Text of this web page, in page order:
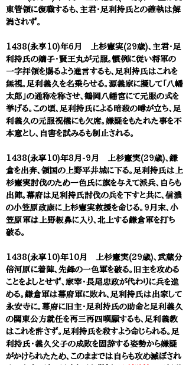
東管領に復職するも、主君・足利持氏との確執は解
消されず。
1438(永享10)年6月 上杉憲実(29歳)、主君・足
利持氏の嫡子・賢王丸が元服。慣例に従い将軍の
一字拝領を賜るよう進言するも、足利持氏はこれを
無視。足利義久を名乗らせる。源義家に擬して「八幡
太郎」の通称を称させ、鶴岡八幡宮にて元服の式を
挙げる。この頃、足利持氏による暗殺の噂が立ち、足
利義久の元服祝儀にも欠席。嫌疑をもたれた事を不
本意とし、自害を試みるも制止される。
1438(永享10)年8月-9月 上杉憲実(29歳)、鎌
倉を出奔、領国の上野平井城に下る。足利持氏は上
杉憲実討伐のため一色氏に旗を与えて派兵、自らも
出陣。幕府は足利持氏討伐の兵を下すと共に、信濃
の小笠原政康に上杉憲実救援を命じる。9月末、小
笠原軍は上野板鼻に入り、北上する鎌倉軍を打ち
破る。
1438(永享10)年10月 上杉憲実(29歳)、武蔵分
倍河原に着陣、先鋒の一色軍を破る。旧主を攻める
ことをよしとせず、家宰・長尾忠政が代わりに兵を進
める。鎌倉軍は幕府軍に敗れ、足利持氏は出家して
永安寺に。幕府に旧主・足利持氏の助命と足利義久
の関東公方就任を再三再四嘆願するも、足利義教
はこれを許さず。足利持氏を殺すよう命じられる。足
利持氏・義久父子の成敗を固辞する姿勢から嫌疑
がかけられたため、このままでは自らも攻め滅ぼされ